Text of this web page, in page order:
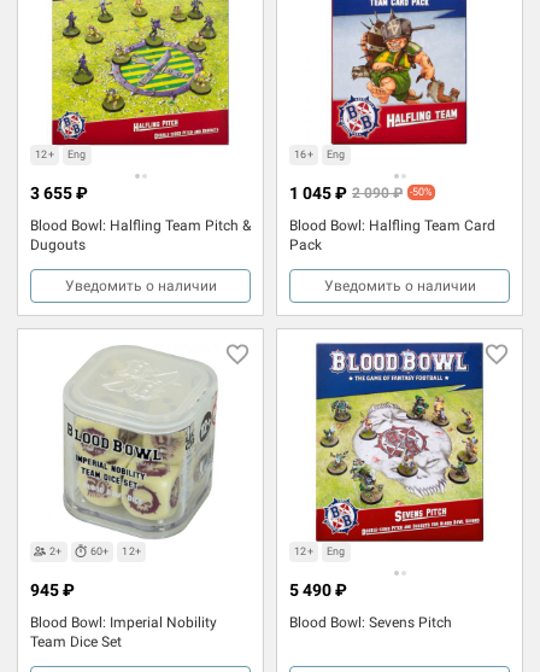
12+ Eng
Blood Bowl: Halfling Team Pitch &
Dugouts
3 655 ₽
Уведомить о наличии
16+ Eng
Blood Bowl: Halfling Team Card
Pack
1 045 ₽ 2 090 ₽ -50%
Уведомить о наличии
2+ 60+ 12+
Blood Bowl: Imperial Nobility
Team Dice Set
945 ₽
12+ Eng
Blood Bowl: Sevens Pitch
5 490 ₽